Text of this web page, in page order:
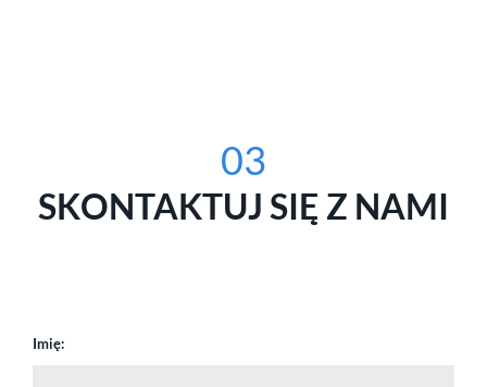
03
SKONTAKTUJ SIĘ Z NAMI
Imię: